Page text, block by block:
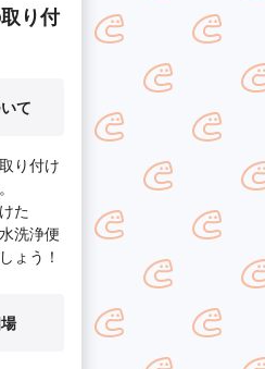
り付
て
り付け
た
洗浄便
ょう！